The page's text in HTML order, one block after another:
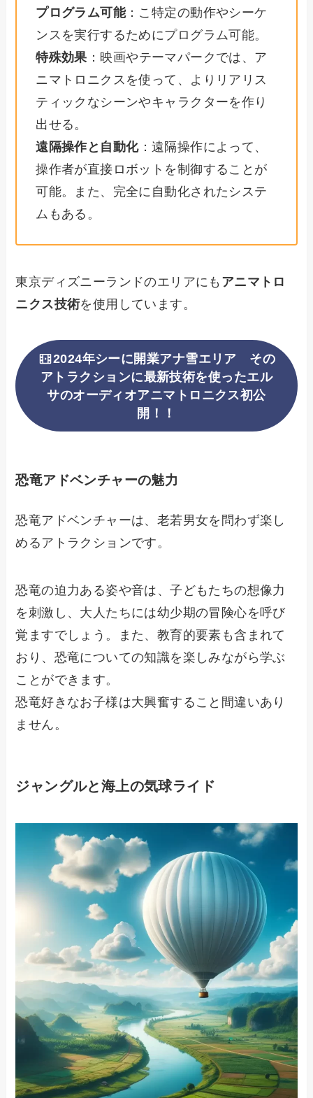
プログラム可能：こ特定の動作やシーケ
ンスを実行するためにプログラム可能。
特殊効果 ：映画やテーマパークでは、ア
ニマトロニクスを使って、よりリアリス
ティックなシーンやキャラクターを作り
出せる。
遠隔操作と自動化：遠隔操作によって、
操作者が直接ロボットを制御することが
可能。また、完全に自動化されたシステ
ムもある。
東京ディズニーランドのエリアにも アニマトロ
ニクス技術を使用しています。
2024年シーに開業アナ雪エリア その
アトラクションに最新技術を使ったエル
サのオーディオアニマトロニクス初公
開！！
恐竜アドベンチャーの魅力
恐竜アドベンチャーは、老若男女を問わず楽し
めるアトラクションです。
恐竜の迫力ある姿や音は、子どもたちの想像力
を刺激し、大人たちには幼少期の冒険心を呼び
覚ますでしょう。また、教育的要素も含まれて
おり、恐竜についての知識を楽しみながら学ぶ
ことができます。
恐竜好きなお子様は大興奮すること間違いあり
ません。
ジャングルと海上の気球ライド